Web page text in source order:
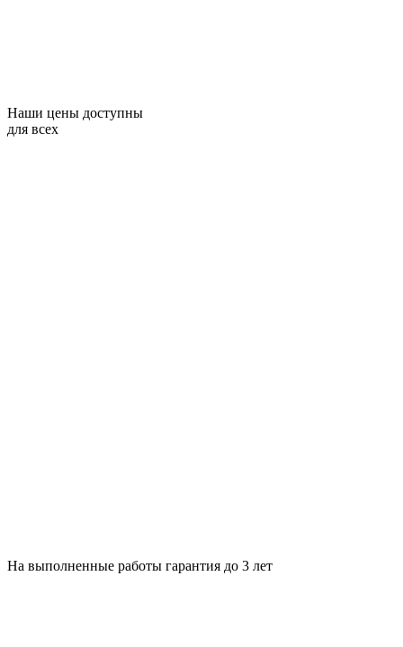
Наши цены доступны
для всех
На выполненные работы гарантия до 3 лет